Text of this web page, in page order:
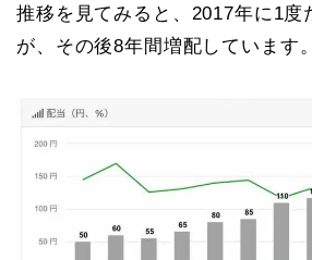
推移を見てみると、2017年に1度
が、その後8年間増配しています。